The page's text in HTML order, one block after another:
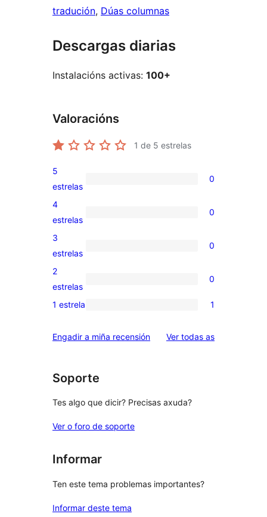
tradución, Dúas columnas
Descargas diarias
Instalacións activas: 100+
Valoracións
1 de 5 estrelas
0
valoracións
de
5
estrelas
0
0
valoracións
de
4
estrelas
0
0
valoracións
de
3
estrelas
0
0
valoracións
2
2
estrelas
0
1
de
estrelas
1 estrela 1
Engadir a miña recensión Ver todas asvaloracións
Soporte
Tes algo que dicir? Precisas axuda?
Ver o foro de soporte
Informar
Ten este tema problemas importantes?
Informar deste tema